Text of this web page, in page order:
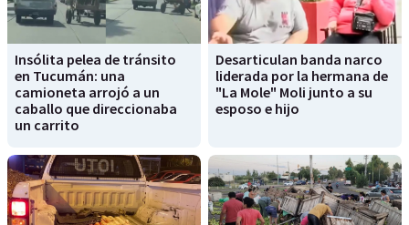
Insólita pelea de tránsito
en Tucumán: una
camioneta arrojó a un
caballo que direccionaba
un carrito
Desarticulan banda narco
liderada por la hermana de
"La Mole" Moli junto a su
esposo e hijo